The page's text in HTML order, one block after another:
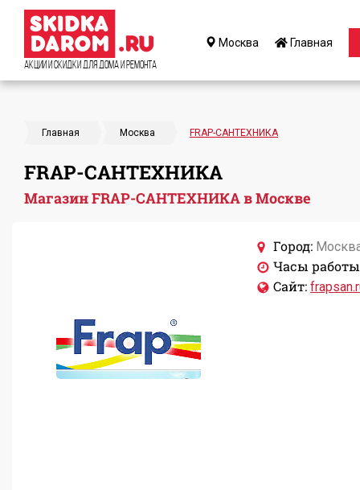
Акции и Скидки для дома и ремонта
Москва Главная
Главная Москва FRAP-САНТЕХНИКА
FRAP-САНТЕХНИКА
Магазин FRAP-САНТЕХНИКА в Москве
Город:
Часы
Сайт: